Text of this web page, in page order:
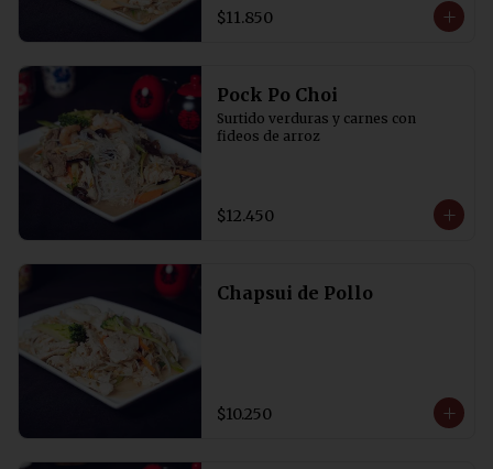
$11.850
Pock Po Choi
Surtido verduras y carnes con
fideos de arroz
$12.450
Chapsui de Pollo
$10.250